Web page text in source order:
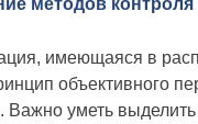
имеющаяся в
объективного
уметь выделить